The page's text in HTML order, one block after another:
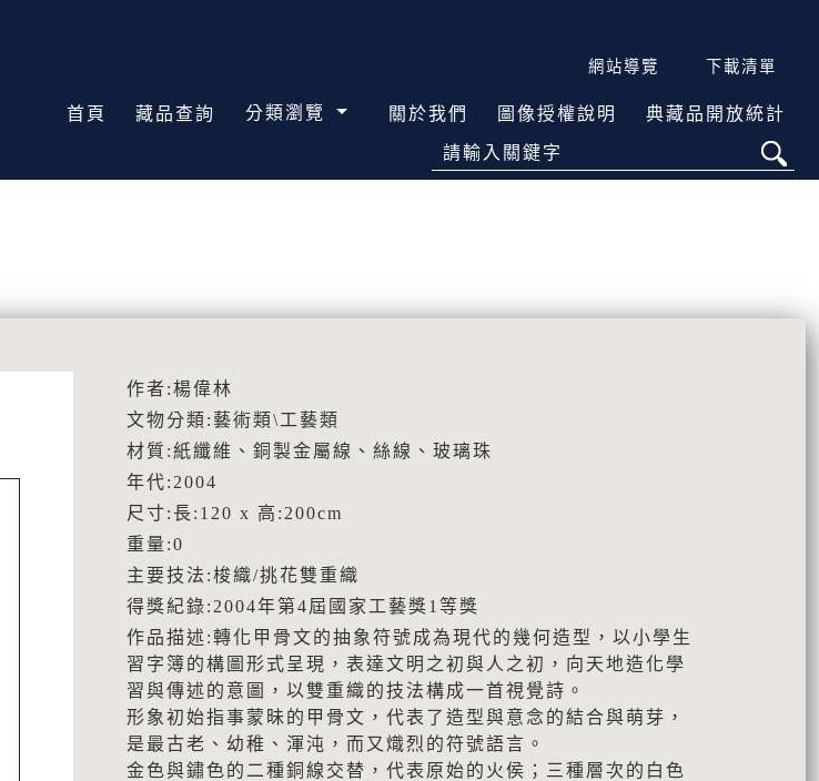
網站導覽 下載清單
首頁 藏品查詢 分類瀏覽 關於我們 圖像授權說明 典藏品開放統計
請輸入關鍵字
作者:楊偉林
文物分類:藝術類\工藝類
材質:紙纖維、銅製金屬線、絲線、玻璃珠
年代:2004
尺寸:長:120 x 高:200cm
重量:0
主要技法:梭織/挑花雙重織
得獎紀錄:2004年第4屆國家工藝獎1等獎
作品描述:轉化甲骨文的抽象符號成為現代的幾何造型，以小學生
習字簿的構圖形式呈現，表達文明之初與人之初，向天地造化學
習與傳述的意圖，以雙重織的技法構成一首視覺詩。
形象初始指事蒙昧的甲骨文，代表了造型與意念的結合與萌芽，
是最古老、幼稚、渾沌，而又熾烈的符號語言。
金色與鏽色的二種銅線交替，代表原始的火侯；三種層次的白色